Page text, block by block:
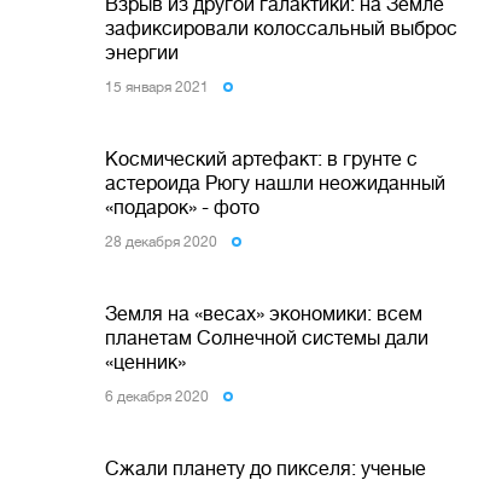
зафиксировали колоссальный выброс
энергии
15 января 2021
Космический артефакт: в грунте с
астероида Рюгу нашли неожиданный
«подарок» - фото
28 декабря 2020
Земля на «весах» экономики: всем
планетам Солнечной системы дали
«ценник»
6 декабря 2020
Сжали планету до пикселя: ученые